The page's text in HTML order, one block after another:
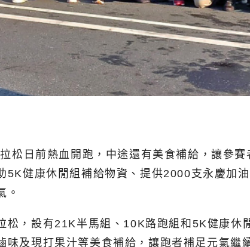
松日前熱血開跑，中途還有美食補給，讓參
5K健康休閒組補給物資、提供2000支永慶加
。
松，設有21K半馬組、10K路跑組和5K健康休
及現打果汁等美食補給，讓跑者補足元氣繼